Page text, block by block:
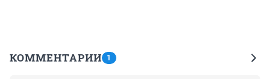
КОММЕНТАРИИ 1